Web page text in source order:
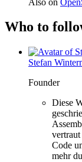
Who to
Stefan
Founder
Diese
Code
mehr